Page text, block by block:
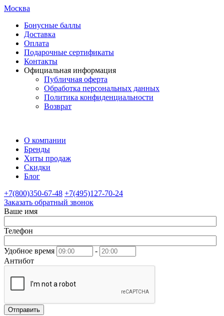
Москва
Бонусные баллы
Доставка
Оплата
Подарочные сертификаты
Контакты
Официальная информация
Публичная оферта
Обработка персональных данных
Политика конфиденциальности
Возврат
О компании
Бренды
Хиты продаж
Скидки
Блог
+7(800)350-67-48 +7(495)127-70-24
Заказать обратный звонок
Ваше имя
Телефон
Удобное время
-
Антибот
Отправить